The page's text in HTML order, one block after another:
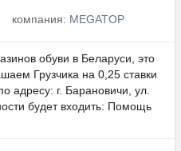
компания: MEGATOP
обуви в Беларуси, это
Грузчика на 0,25 ставки
адресу: г. Барановичи, ул.
будет входить: Помощь